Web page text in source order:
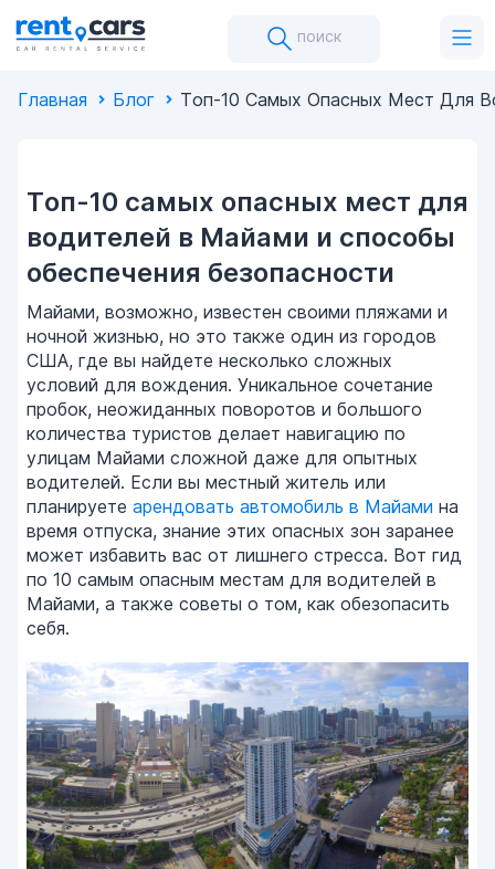
поиск
Главная Блог Топ-10 Самых Опасных Мест Для
Топ-10 самых опасных мест для
водителей в Майами и способы
обеспечения безопасности
Майами, возможно, известен своими пляжами и
ночной жизнью, но это также один из городов
США, где вы найдете несколько сложных
условий для вождения. Уникальное сочетание
пробок, неожиданных поворотов и большого
количества туристов делает навигацию по
улицам Майами сложной даже для опытных
водителей. Если вы местный житель или
планируете арендовать автомобиль в Майами на
время отпуска, знание этих опасных зон заранее
может избавить вас от лишнего стресса. Вот гид
по 10 самым опасным местам для водителей в
Майами, а также советы о том, как обезопасить
себя.